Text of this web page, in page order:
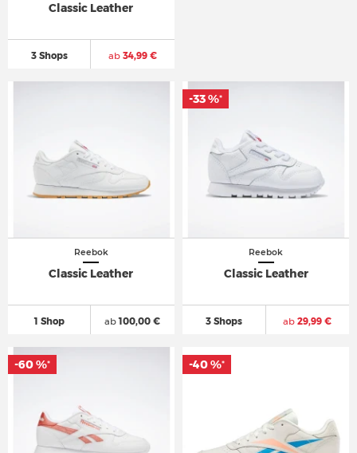
Classic Leather
3 Shops ab34,99 €
Reebok
Classic Leather
1 Shop ab100,00 €
Reebok
Classic Leather
3 Shops ab 29,99 €
-33 %*
-33 %*
-60 %*
-60 %* -40 %*
-40 %*